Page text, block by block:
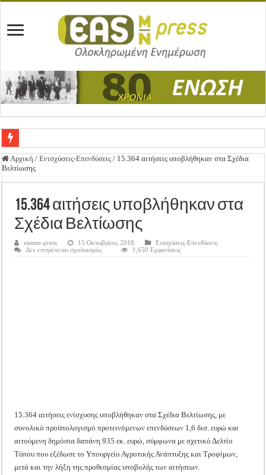
Ένωση Μεσολογγίου: Συγχαρητήρια Επιστολή προς Δήμο Μεσολογγίου
ΕΝΩΣΗ ΜΕΣΟΛΟΓΓΙΟΥ: ΕΚΛΟΓΙΚΗ ΓΕΝΙΚΗ ΣΥΝΕΛΕΥΣΗ
Δημοσιεύτηκε η Προδημοσίευση της Πρόσκλησης Σχεδίων Βελτίωσης
Ανακοίνωση: Επιστροφή ΦΠΑ
Καλά Χριστούγεννα! Καλή Χρονιά!
Αρχική / Ενισχύσεις-Επενδύσεις / 15.364 αιτήσεις υποβλήθηκαν στα Σχέδια
Βελτίωσης
15.364 αιτήσεις υποβλήθηκαν στα
Σχέδια Βελτίωσης
easmn-press 15 Οκτωβρίου, 2018
Ενισχύσεις-Επενδύσεις
Δεν επιτρέπεται σχολιασμόςστο
1,650 Εμφανίσεις
15.364 αιτήσεις ενίσχυσης υποβλήθηκαν στα Σχέδια Βελτίωσης, με
συνολικό προϋπολογισμό προτεινόμενων επενδύσεων 1,6 δισ. ευρώ και
αιτούμενη δημόσια δαπάνη 935 εκ. ευρώ, σύμφωνα με σχετικό Δελτίο
Τύπου που εξέδωσε το Υπουργείο Αγροτικής Ανάπτυξης και Τροφίμων,
μετά και την λήξη της προθεσμίας υποβολής των αιτήσεων.